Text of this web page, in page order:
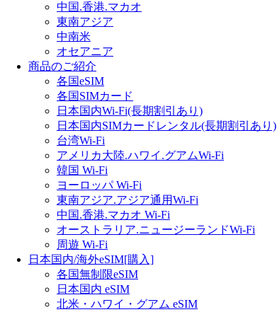
中国.香港.マカオ
東南アジア
中南米
オセアニア
商品のご紹介
各国eSIM
各国SIMカード
日本国内Wi-Fi(長期割引あり)
日本国内SIMカードレンタル(長期割引あり)
台湾Wi-Fi
アメリカ大陸.ハワイ.グアムWi-Fi
韓国 Wi-Fi
ヨーロッパ Wi-Fi
東南アジア.アジア通用Wi-Fi
中国.香港.マカオ Wi-Fi
オーストラリア.ニュージーランドWi-Fi
周遊 Wi-Fi
日本国内/海外eSIM[購入]
各国無制限eSIM
日本国内 eSIM
北米・ハワイ・グアム eSIM